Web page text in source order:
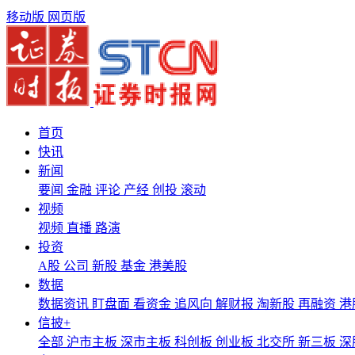
移动版 网页版
首页
快讯
新闻
要闻 金融 评论 产经 创投 滚动
视频
视频 直播 路演
投资
A股 公司 新股 基金 港美股
数据
数据资讯 盯盘面 看资金 追风向 解财报 淘新股 再融资 港
信披+
全部 沪市主板 深市主板 科创板 创业板 北交所 新三板 深